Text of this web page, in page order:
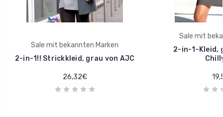
Sale mit bekannten Marken
2-in-1!! Strickkleid, grau von AJC
26,32€
Sale mit
2-in-1-Kleid,